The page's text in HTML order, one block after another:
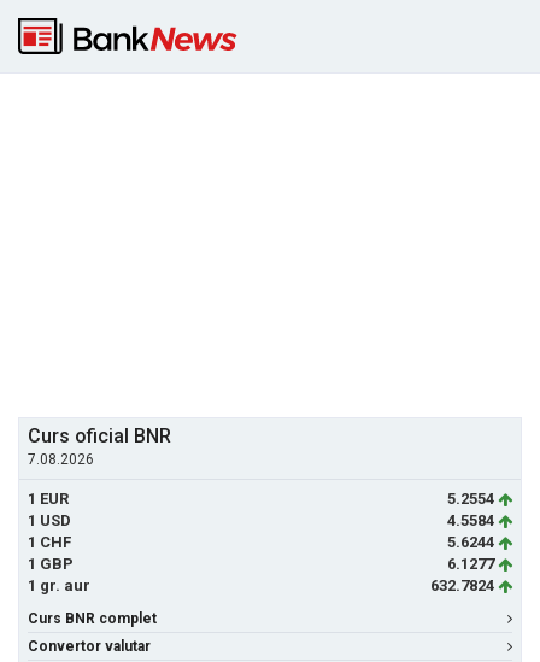
Curs oficial BNR
7.08.2026
1 EUR
5.2554
1 USD
4.5584
1 CHF
5.6244
1 GBP
6.1277
1 gr. aur
632.7824
Curs BNR complet
Convertor valutar